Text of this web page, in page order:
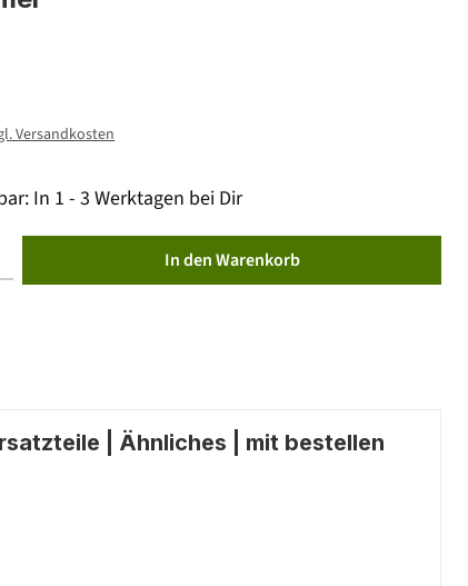
Versandkosten
In 1 - 3 Werktagen bei Dir
In den Warenkorb
| Ähnliches | mit bestellen